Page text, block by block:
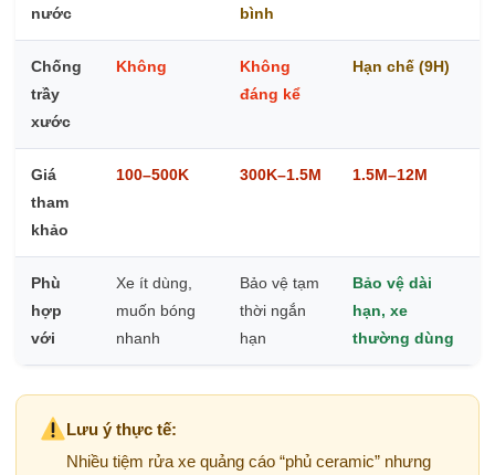
nước
bình
Chống
trầy
xước
Không
Không
đáng kể
Hạn chế (9H)
Giá
tham
khảo
100–500K 300K–1.5M 1.5M–12M
Phù
hợp
với
Xe ít dùng,
muốn bóng
nhanh
Bảo vệ tạm
thời ngắn
hạn
Bảo vệ dài
hạn, xe
thường dùng
Lưu ý thực tế:
Nhiều tiệm rửa xe quảng cáo “phủ ceramic” nhưng